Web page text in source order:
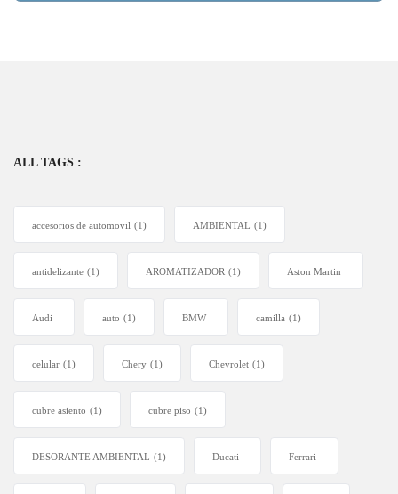
ALL TAGS :
accesorios de automovil (1) AMBIENTAL (1)
antidelizante (1) AROMATIZADOR (1) Aston Martin
Audi auto (1) BMW camilla (1)
celular (1) Chery (1) Chevrolet (1)
cubre asiento (1) cubre piso (1)
DESORANTE AMBIENTAL (1) Ducati Ferrari